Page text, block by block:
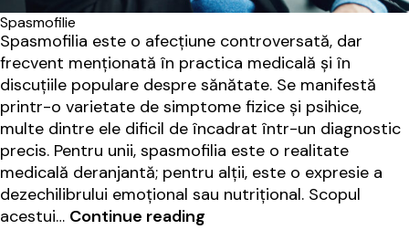
Spasmofilie
Spasmofilia este o afecțiune controversată, dar
frecvent menționată în practica medicală și în
discuțiile populare despre sănătate. Se manifestă
printr-o varietate de simptome fizice și psihice,
multe dintre ele dificil de încadrat într-un diagnostic
precis. Pentru unii, spasmofilia este o realitate
medicală deranjantă; pentru alții, este o expresie a
dezechilibrului emoțional sau nutrițional. Scopul
acestui… Continue reading